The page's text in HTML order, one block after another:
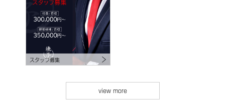
スタッフ募集
view more